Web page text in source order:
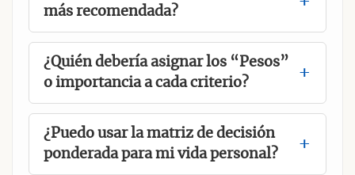
más recomendada?
¿Quién debería asignar los “Pesos”
o importancia a cada criterio?
¿Puedo usar la matriz de decisión
ponderada para mi vida personal?